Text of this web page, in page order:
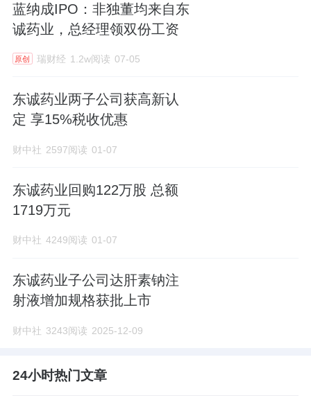
蓝纳成IPO：非独董均来自东
诚药业，总经理领双份工资
原创 瑞财经 1.2w阅读 07-05
东诚药业两子公司获高新认
定 享15%税收优惠
财中社 2597阅读 01-07
东诚药业回购122万股 总额
1719万元
财中社 4249阅读 01-07
东诚药业子公司达肝素钠注
射液增加规格获批上市
财中社 3243阅读 2025-12-09
24小时热门文章